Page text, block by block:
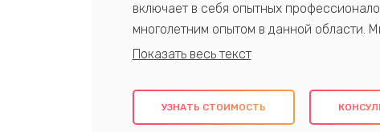
включает в себя опытных
многолетним опытом в данной области.
качественный ремонт с использованием
клиентам надежное и профессиональное
потребности наилучшим образом. Не
УЗНАТЬ СТОИМОСТЬ